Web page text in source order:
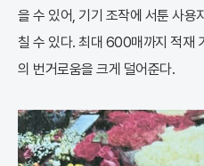
을 수 있어, 기기 조작에 서툰 사용
칠 수 있다. 최대 600매까지 적재
의 번거로움을 크게 덜어준다.